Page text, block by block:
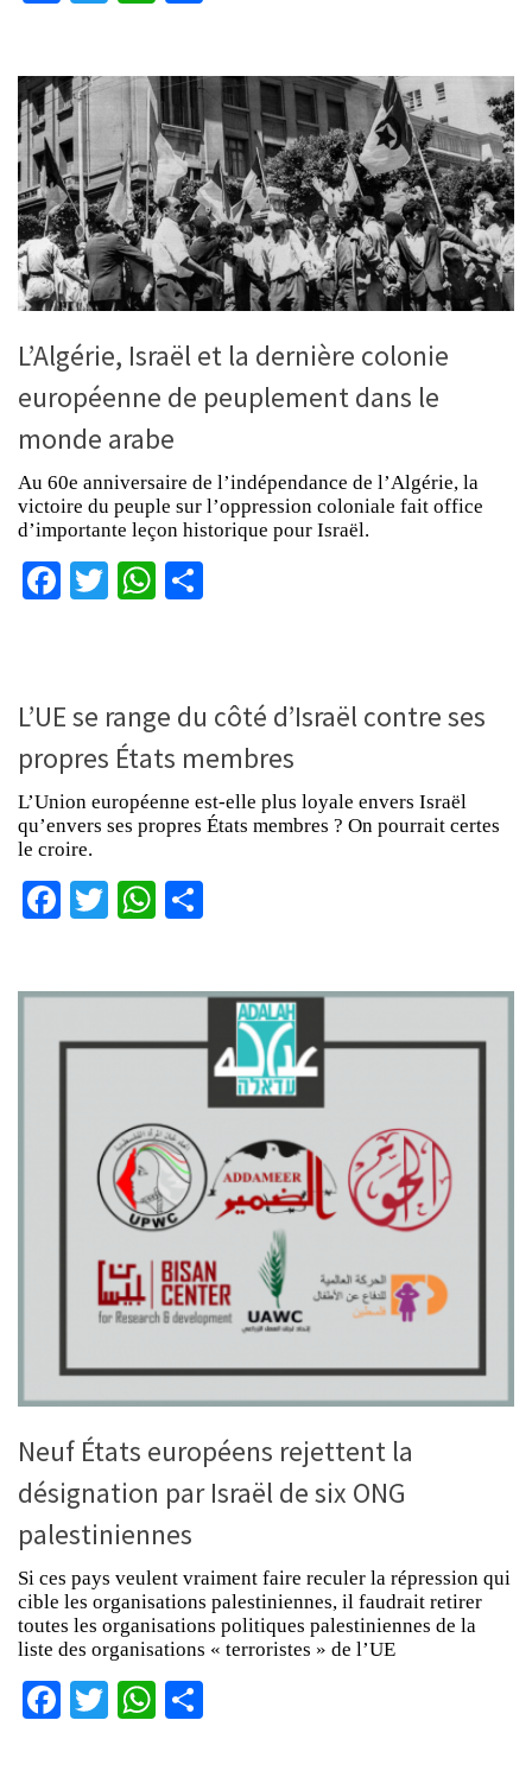
L’Algérie, Israël et la dernière colonie
européenne de peuplement dans le
monde arabe
Au 60e anniversaire de l’indépendance de l’Algérie, la
victoire du peuple sur l’oppression coloniale fait office
d’importante leçon historique pour Israël.
Facebook
TwitterWhatsApp
L’UE se range du côté d’Israël contre ses
propres États membres
L’Union européenne est-elle plus loyale envers Israël
qu’envers ses propres États membres ? On pourrait certes
le croire.
Facebook
TwitterWhatsApp
Neuf États européens rejettent la
désignation par Israël de six ONG
palestiniennes
Si ces pays veulent vraiment faire reculer la répression qui
cible les organisations palestiniennes, il faudrait retirer
toutes les organisations politiques palestiniennes de la
liste des organisations « terroristes » de l’UE
Facebook
TwitterWhatsApp